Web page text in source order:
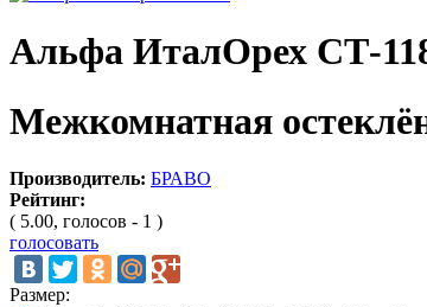
Альфа ИталОрех СТ-
Межкомнатная
Производитель: БРАВО
Рейтинг:
( 5.00, голосов - 1 )
голосовать
Размер: